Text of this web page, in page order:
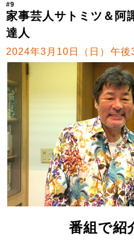
#9
家事芸人サトミツ＆阿
達人
2024年3月10日（日）午
番組で紹